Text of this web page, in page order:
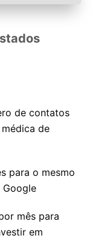
de contatos
de
para o mesmo
Google
mês para
em